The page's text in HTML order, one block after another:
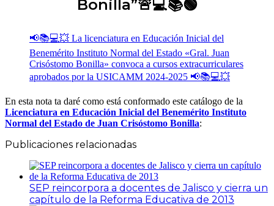
Bonilla”🚨💻📚🟢
📢📚💻💥 La licenciatura en Educación Inicial del
Benemérito Instituto Normal del Estado «Gral. Juan
Crisóstomo Bonilla» convoca a cursos extracurriculares
aprobados por la USICAMM 2024-2025 📢📚💻💥
En esta nota ta daré como está conformado este catálogo de la
Licenciatura en Educación Inicial del Benemérito Instituto
Normal del Estado de Juan Crisóstomo Bonilla:
Publicaciones relacionadas
SEP reincorpora a docentes de Jalisco y cierra un
capítulo de la Reforma Educativa de 2013